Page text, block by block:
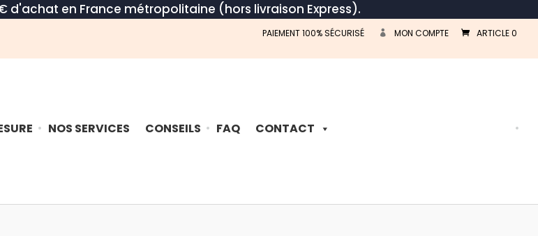
d'achat en France métropolitaine (hors livraison Express).
PAIEMENT 100% SÉCURISÉ MON COMPTE ARTICLE 0
NOS SERVICES CONSEILS FAQ CONTACT
Recherche